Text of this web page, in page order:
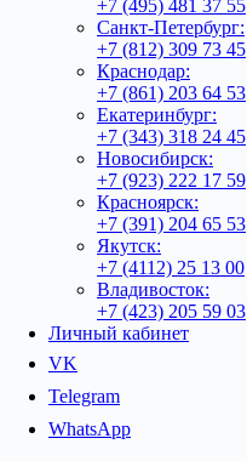
+7 (495) 481 37 55
Санкт-Петербург:
+7 (812) 309 73 45
Краснодар:
+7 (861) 203 64 53
Екатеринбург:
+7 (343) 318 24 45
Новосибирск:
+7 (923) 222 17 59
Красноярск:
+7 (391) 204 65 53
Якутск:
+7 (4112) 25 13 00
Владивосток:
+7 (423) 205 59 03
Личный кабинет
VK
Telegram
WhatsApp